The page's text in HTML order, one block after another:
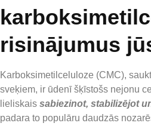
risinājumus
Karboksimetilceluloze (CMC),
sveķiem, ir ūdenī šķīstošs nejonu
lieliskais sabiezinot, stabilizējot
padara to populāru daudzās